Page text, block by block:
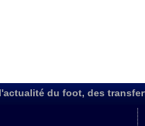
du foot, des